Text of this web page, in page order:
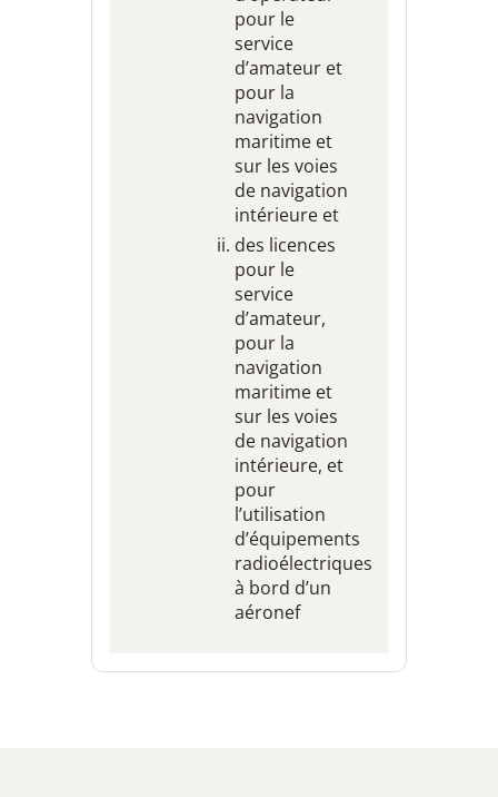
pour le
service
d’amateur et
pour la
navigation
maritime et
sur les voies
de navigation
intérieure et
des licences
pour le
service
d’amateur,
pour la
navigation
maritime et
sur les voies
de navigation
intérieure, et
pour
l’utilisation
d’équipements
radioélectriques
à bord d’un
aéronef